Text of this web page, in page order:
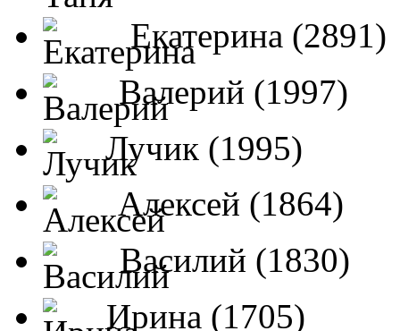
Екатерина (2891)
Валерий (1997)
Лучик (1995)
Алексей (1864)
Василий (1830)
Ирина (1705)